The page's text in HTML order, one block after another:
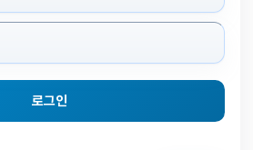
로그인